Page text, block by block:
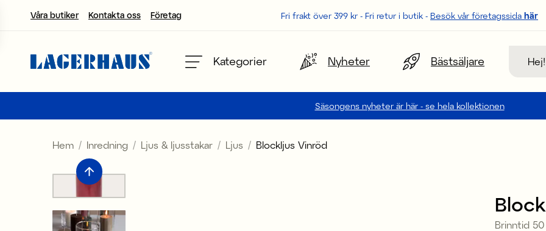
Våra butiker Kontakta oss Företag Fri frakt över 399 kr - Fri retur i butik - Besök vår företagssida här
Kategorier Nyheter Bästsäljare
Säsongens nyheter är här - se hela kollektionen
Välj språk / valuta
FI / EUR
NO / NKR
SE / SEK
Hem Inredning Ljus & ljusstakar Ljus Blockljus Vinröd
Brinntid